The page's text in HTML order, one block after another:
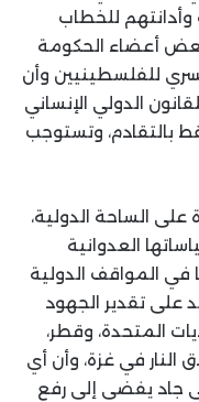
وأدانتهم للخطاب
أعضاء الحكومة
للفلسطينيين وأن
الدولي الإنساني
بالتقادم، وتستوجب
على الساحة الدولية،
العدوانية
المواقف الدولية
على تقدير الجهود
المتحدة، وقطر،
في غزة، وأن أي
جاد يفضي إلى رفع